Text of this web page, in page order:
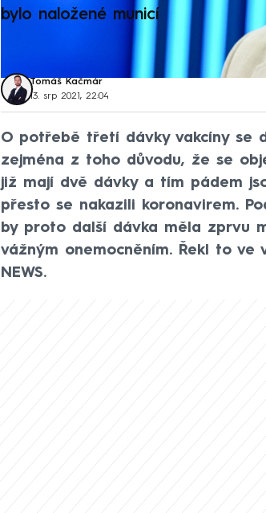
bylo naložené municí
Tomáš Kačmár
13. srp 2021, 22:04
O potřebě třetí dávky vakcíny se
zejména z toho důvodu, že se
již mají dvě dávky a tím pádem
přesto se nakazili koronavirem.
by proto další dávka měla zprvu
vážným onemocněním. Řekl to ve
NEWS.